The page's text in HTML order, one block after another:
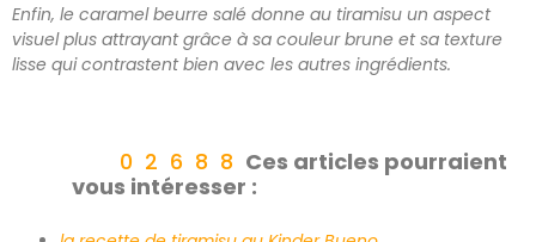
Enfin, le caramel beurre salé donne au tiramisu un aspect
visuel plus attrayant grâce à sa couleur brune et sa texture
lisse qui contrastent bien avec les autres ingrédients.
Ces articles pourraient
vous intéresser :